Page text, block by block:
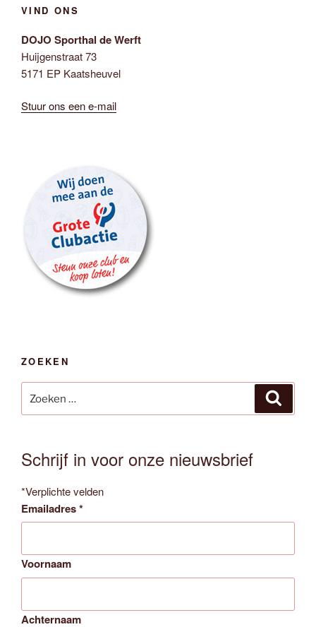
VIND ONS
DOJO Sporthal de Werft
Huijgenstraat 73
5171 EP Kaatsheuvel
Stuur ons een e-mail
ZOEKEN
naar:
Schrijf in voor onze nieuwsbrief
*Verplichte velden
Emailadres*
Voornaam
Achternaam